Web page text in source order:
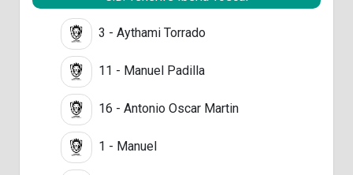
3 - Aythami Torrado
11 - Manuel Padilla
16 - Antonio Oscar Martin
1 - Manuel